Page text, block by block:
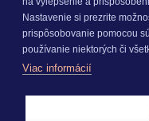
CenníkyOdporučte
konfigurácia
Odoberajte
O násKariéraPre
Copyright © 2026 KROS
Nastavenie si prezrite
prispôsobovanie pomocou
používanie niektorých či
Viac informácií